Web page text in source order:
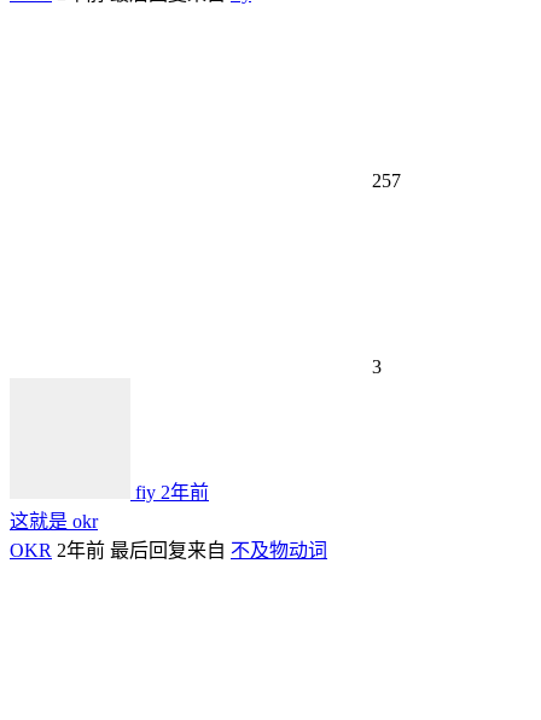
257
3
fiy 2年前
这就是 okr
OKR 2年前 最后回复来自 不及物动词